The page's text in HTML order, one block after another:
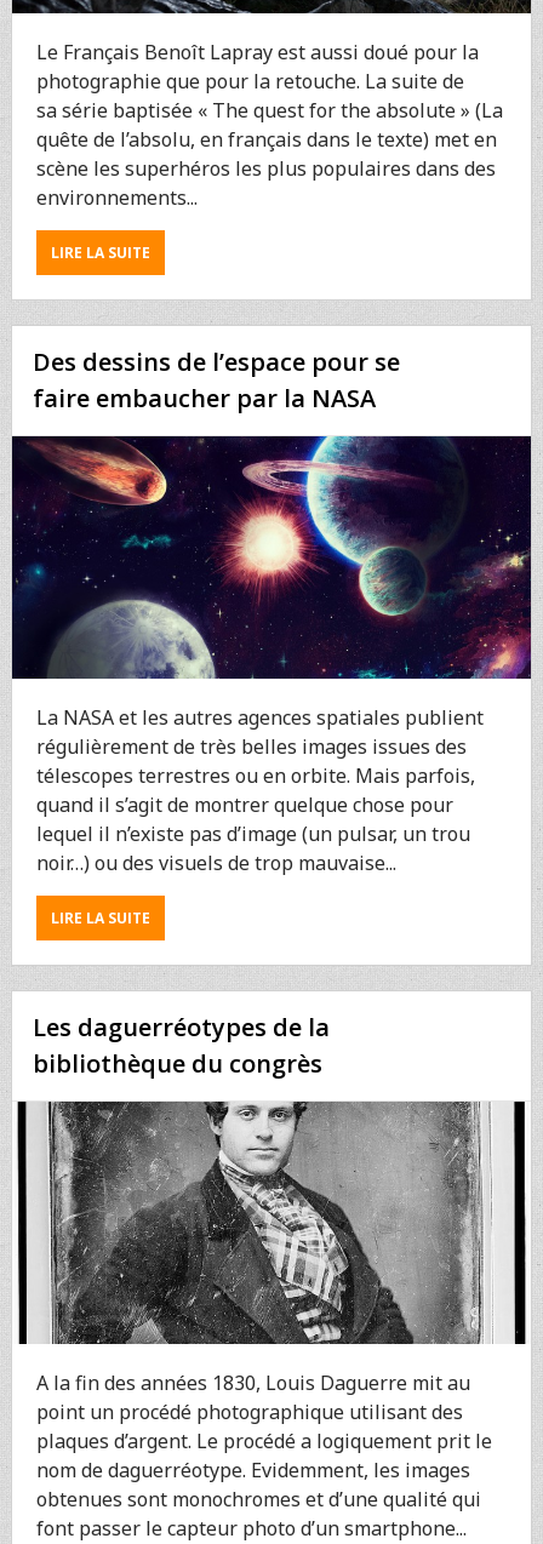
Le Français Benoît Lapray est aussi doué pour la
photographie que pour la retouche. La suite de
sa série baptisée « The quest for the absolute » (La
quête de l’absolu, en français dans le texte) met en
scène les superhéros les plus populaires dans des
environnements...
LIRE LA SUITEABOUT
LA
SOLITUDE
DES
EN
PLEINE
NATURE
VUE
PAR
BENOÎT
LAPRAY
Des dessins de l’espace pour se
faire embaucher par la NASA
La NASA et les autres agences spatiales publient
régulièrement de très belles images issues des
télescopes terrestres ou en orbite. Mais parfois,
quand il s’agit de montrer quelque chose pour
lequel il n’existe pas d’image (un pulsar, un trou
noir…) ou des visuels de trop mauvaise...
LIRE LA SUITEABOUT
DES
DESSINS
POUR
SE
FAIRE
EMBAUCHER
PAR
LA
NASA
Les daguerréotypes de la
bibliothèque du congrès
A la fin des années 1830, Louis Daguerre mit au
point un procédé photographique utilisant des
plaques d’argent. Le procédé a logiquement prit le
nom de daguerréotype. Evidemment, les images
obtenues sont monochromes et d’une qualité qui
font passer le capteur photo d’un smartphone...